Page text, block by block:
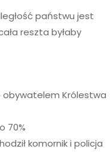
państwu jest
reszta byłaby
obywatelem Królestwa
70%
komornik i policja